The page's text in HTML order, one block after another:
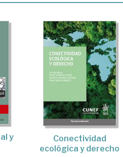
y
Conectividad
ecológica y derecho